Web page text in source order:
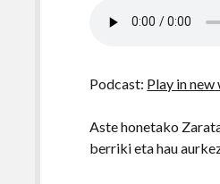
Podcast: Play in
Aste honetako
berriki eta hau